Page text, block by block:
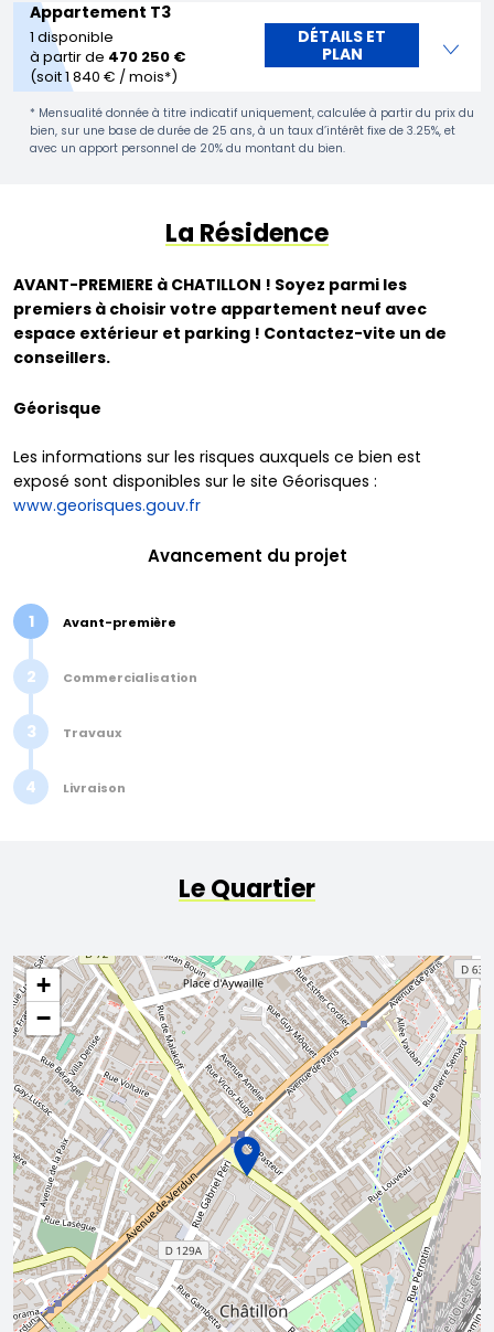
Appartement T3
1 disponible
à partir de 470 250 €
(soit 1 840 € / mois*)
DÉTAILS ET
PLAN
* Mensualité donnée à titre indicatif uniquement, calculée à partir du prix du
bien, sur une base de durée de 25 ans, à un taux d’intérêt fixe de 3.25%, et
avec un apport personnel de 20% du montant du bien.
La Résidence
AVANT-PREMIERE à CHATILLON ! Soyez parmi les
premiers à choisir votre appartement neuf avec
espace extérieur et parking ! Contactez-vite un de
conseillers.
Géorisque
Les informations sur les risques auxquels ce bien est
exposé sont disponibles sur le site Géorisques :
www.georisques.gouv.fr
Avancement du projet
1 Avant-première
2 Commercialisation
3 Travaux
4 Livraison
Le Quartier
+
−